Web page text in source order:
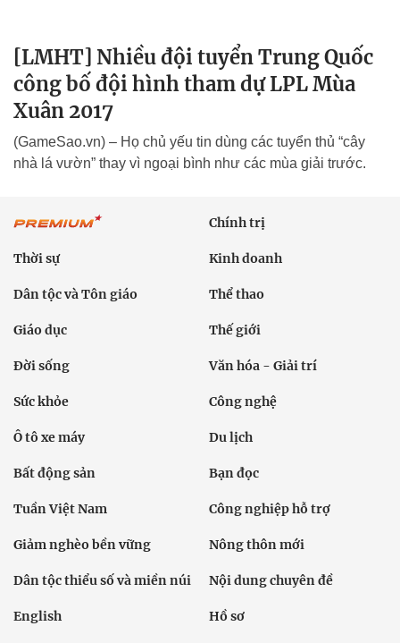
[LMHT] Nhiều đội tuyển Trung Quốc
công bố đội hình tham dự LPL Mùa
Xuân 2017
(GameSao.vn) – Họ chủ yếu tin dùng các tuyển thủ “cây
nhà lá vườn” thay vì ngoại bình như các mùa giải trước.
Chính trị
Thời sự Kinh doanh
Dân tộc và Tôn giáo Thể thao
Giáo dục Thế giới
Đời sống Văn hóa - Giải trí
Sức khỏe Công nghệ
Ô tô xe máy Du lịch
Bất động sản Bạn đọc
Tuần Việt Nam Công nghiệp hỗ trợ
Giảm nghèo bền vững Nông thôn mới
Dân tộc thiểu số và miền núi Nội dung chuyên đề
English Hồ sơ